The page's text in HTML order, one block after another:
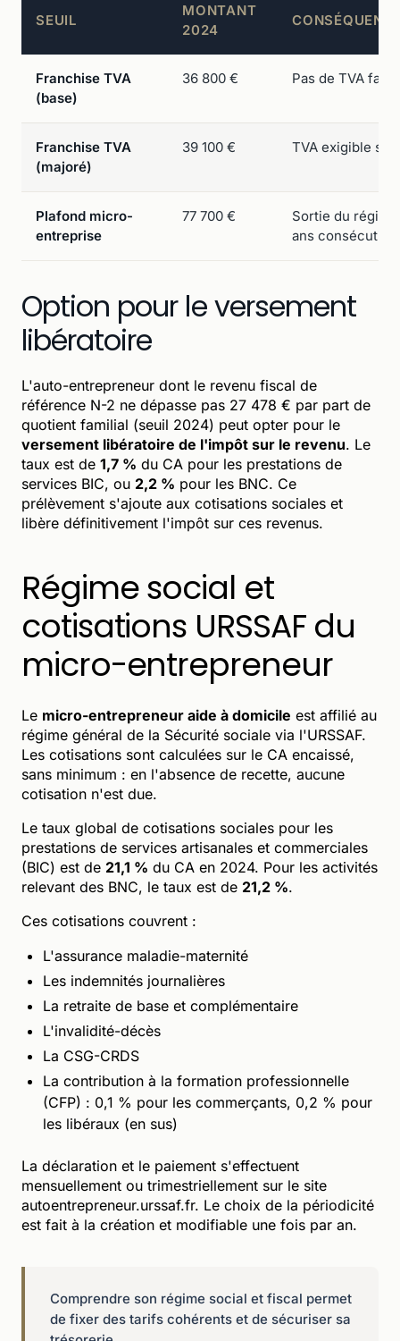
SEUIL
MONTANT
2024
Franchise TVA
(base)
36 800 € Pas de TVA
Franchise TVA
(majoré)
39 100 € TVA exigible si
Plafond micro-
entreprise
77 700 €
Sortie du
ans consécutifs
Option pour le versement
libératoire
L'auto-entrepreneur dont le revenu fiscal de
référence N-2 ne dépasse pas 27 478 € par part de
quotient familial (seuil 2024) peut opter pour le
versement libératoire de l'impôt sur le revenu. Le
taux est de 1,7 % du CA pour les prestations de
services BIC, ou 2,2 % pour les BNC. Ce
prélèvement s'ajoute aux cotisations sociales et
libère définitivement l'impôt sur ces revenus.
Régime social et
cotisations URSSAF du
micro-entrepreneur
Le micro-entrepreneur aide à domicile est affilié au
régime général de la Sécurité sociale via l'URSSAF.
Les cotisations sont calculées sur le CA encaissé,
sans minimum : en l'absence de recette, aucune
cotisation n'est due.
Le taux global de cotisations sociales pour les
prestations de services artisanales et commerciales
(BIC) est de 21,1 % du CA en 2024. Pour les activités
relevant des BNC, le taux est de 21,2 %.
Ces cotisations couvrent :
L'assurance maladie-maternité
Les indemnités journalières
La retraite de base et complémentaire
L'invalidité-décès
La CSG-CRDS
La contribution à la formation professionnelle
(CFP) : 0,1 % pour les commerçants, 0,2 % pour
les libéraux (en sus)
La déclaration et le paiement s'effectuent
mensuellement ou trimestriellement sur le site
autoentrepreneur.urssaf.fr. Le choix de la périodicité
est fait à la création et modifiable une fois par an.
Comprendre son régime social et fiscal permet
de fixer des tarifs cohérents et de sécuriser sa